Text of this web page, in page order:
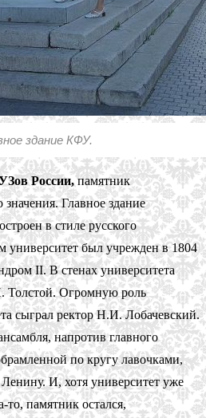
здание КФУ.
России,памятник
Главное здание
в стиле русского
университет был учрежден в 1804
II. В стенах университета
Огромную роль
сыграл ректор Н.И. Лобачевский.
напротив главного
по кругу лавочками,
И, хотя университет уже
то, памятник остался,